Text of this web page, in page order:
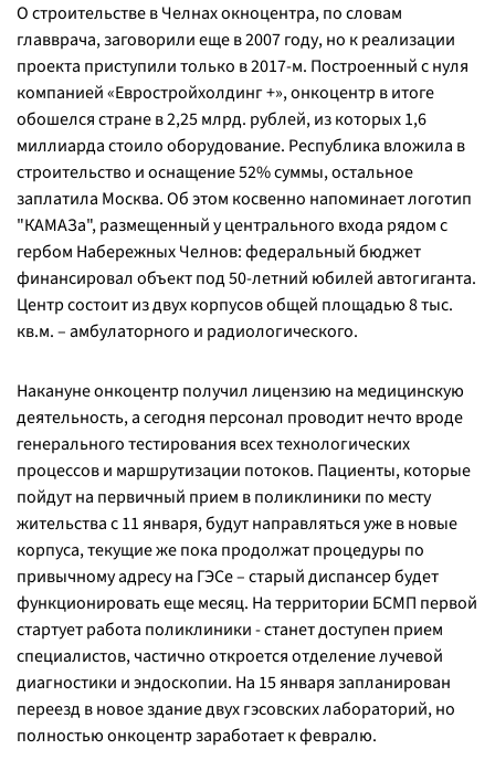
О строительстве в Челнах окноцентра, по словам
главврача, заговорили еще в 2007 году, но к реализации
проекта приступили только в 2017-м. Построенный с нуля
компанией «Евростройхолдинг +», онкоцентр в итоге
обошелся стране в 2,25 млрд. рублей, из которых 1,6
миллиарда стоило оборудование. Республика вложила в
строительство и оснащение 52% суммы, остальное
заплатила Москва. Об этом косвенно напоминает логотип
"КАМАЗа", размещенный у центрального входа рядом с
гербом Набережных Челнов: федеральный бюджет
финансировал объект под 50-летний юбилей автогиганта.
Центр состоит из двух корпусов общей площадью 8 тыс.
кв.м. – амбулаторного и радиологического.
Накануне онкоцентр получил лицензию на медицинскую
деятельность, а сегодня персонал проводит нечто вроде
генерального тестирования всех технологических
процессов и маршрутизации потоков. Пациенты, которые
пойдут на первичный прием в поликлиники по месту
жительства с 11 января, будут направляться уже в новые
корпуса, текущие же пока продолжат процедуры по
привычному адресу на ГЭСе – старый диспансер будет
функционировать еще месяц. На территории БСМП первой
стартует работа поликлиники - станет доступен прием
специалистов, частично откроется отделение лучевой
диагностики и эндоскопии. На 15 января запланирован
переезд в новое здание двух гэсовских лабораторий, но
полностью онкоцентр заработает к февралю.